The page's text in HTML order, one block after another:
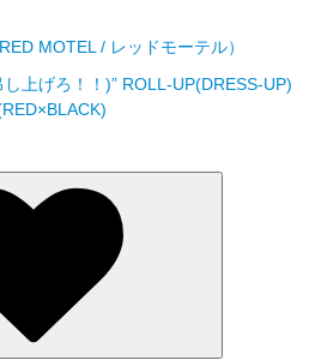
MOTEL / レッドモーテル）
し上げろ！！)” ROLL-UP(DRESS-UP)